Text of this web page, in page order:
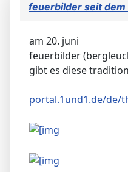
feuerbilder seit
am 20. juni
feuerbilder
gibt es diese
portal.1und1.de/de/